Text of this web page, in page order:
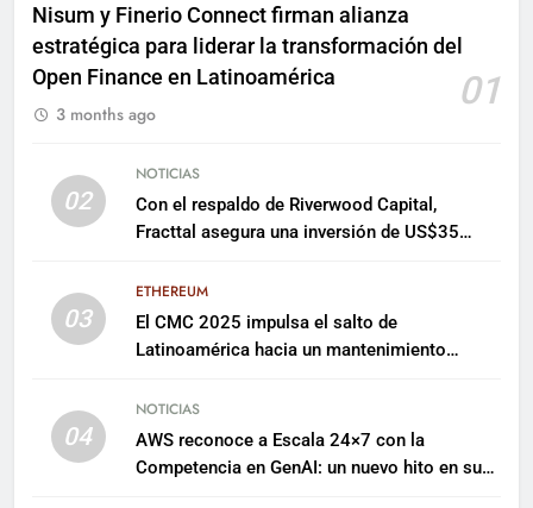
Nisum y Finerio Connect firman alianza
estratégica para liderar la transformación del
Open Finance en Latinoamérica
01
3 months ago
02
NOTICIAS
Con el respaldo de Riverwood Capital,
Fracttal asegura una inversión de US$35
03
ETHEREUM
El CMC 2025 impulsa el salto de
Latinoamérica hacia un mantenimiento
04
NOTICIAS
AWS reconoce a Escala 24×7 con la
Competencia en GenAI: un nuevo hito en su